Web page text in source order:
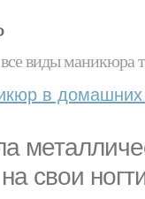
виды маникюра
в домашних
свои